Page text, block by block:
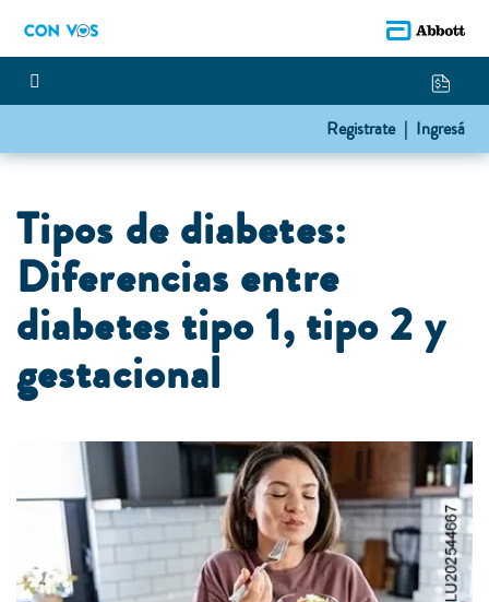
Registrate | Ingresá
Tipos de diabetes:
Diferencias entre
diabetes tipo 1, tipo 2 y
gestacional